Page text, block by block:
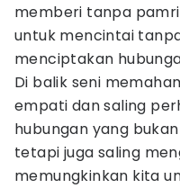
memberi tanpa
untuk mencintai
menciptakan
Di balik seni
empati dan saling
hubungan yang
tetapi juga saling
memungkinkan kita